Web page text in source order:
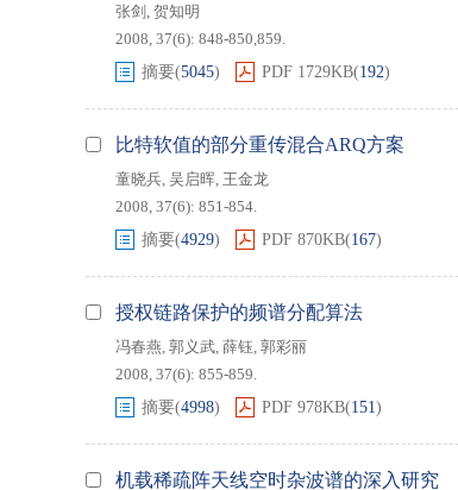
张剑 , 贺知明
2008, 37(6): 848-850,859.
摘要(5045) PDF 1729KB(192)
比特软值的部分重传混合ARQ方案
童晓兵, 吴启晖, 王金龙
2008, 37(6): 851-854.
摘要(4929) PDF 870KB(167)
授权链路保护的频谱分配算法
冯春燕, 郭义武, 薛钰, 郭彩丽
2008, 37(6): 855-859.
摘要(4998) PDF 978KB(151)
机载稀疏阵天线空时杂波谱的深入研究